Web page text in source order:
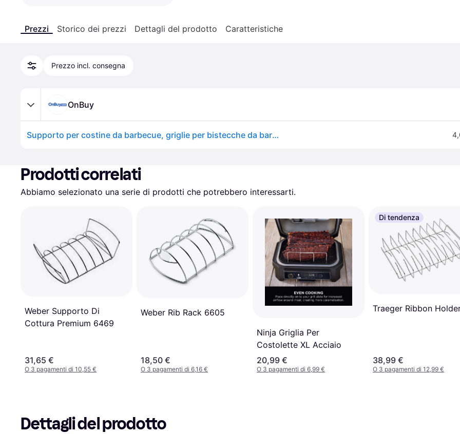
Prezzi Storico dei prezzi Dettagli del prodotto Caratteristiche
Prezzo incl. consegna
OnBuy
Supporto per costine da barbecue, griglie per bistecche da barbecue
Prodotti correlati
Abbiamo selezionato una serie di prodotti che potrebbero interessarti.
Weber Supporto Di
Cottura Premium 6469
31,65 €
O 3 pagamenti di 10,55 €
Weber Rib Rack 6605
18,50 €
O 3 pagamenti di 6,16 €
Ninja Griglia Per
Costolette XL Acciaio
20,99 €
O 3 pagamenti di 6,99 €
Di tendenza
Traeger Ribbon
38,99 €
O 3 pagamenti di 12,99 €
Dettagli del prodotto